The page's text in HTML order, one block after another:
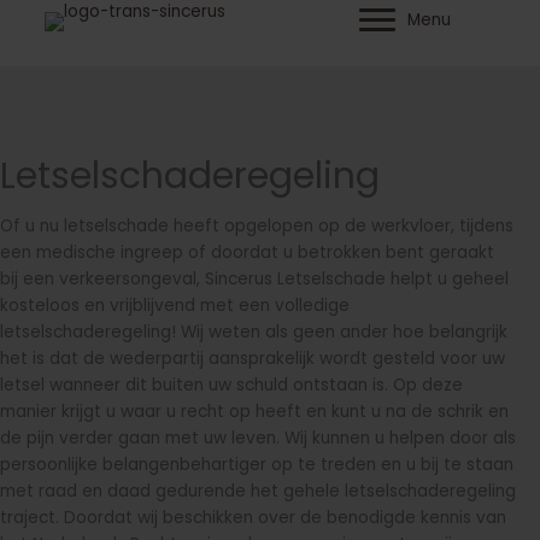
Menu
Letselschaderegeling
Of u nu letselschade heeft opgelopen op de werkvloer, tijdens
een medische ingreep of doordat u betrokken bent geraakt
bij een verkeersongeval, Sincerus Letselschade helpt u geheel
kosteloos en vrijblijvend met een volledige
letselschaderegeling! Wij weten als geen ander hoe belangrijk
het is dat de wederpartij aansprakelijk wordt gesteld voor uw
letsel wanneer dit buiten uw schuld ontstaan is. Op deze
manier krijgt u waar u recht op heeft en kunt u na de schrik en
de pijn verder gaan met uw leven. Wij kunnen u helpen door als
persoonlijke belangenbehartiger op te treden en u bij te staan
met raad en daad gedurende het gehele letselschaderegeling
traject. Doordat wij beschikken over de benodigde kennis van